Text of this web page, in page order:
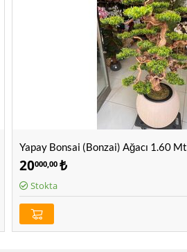
Yapay Bonsai (Bonzai) Ağacı 1.60 Mt
20000,00 ₺
Stokta